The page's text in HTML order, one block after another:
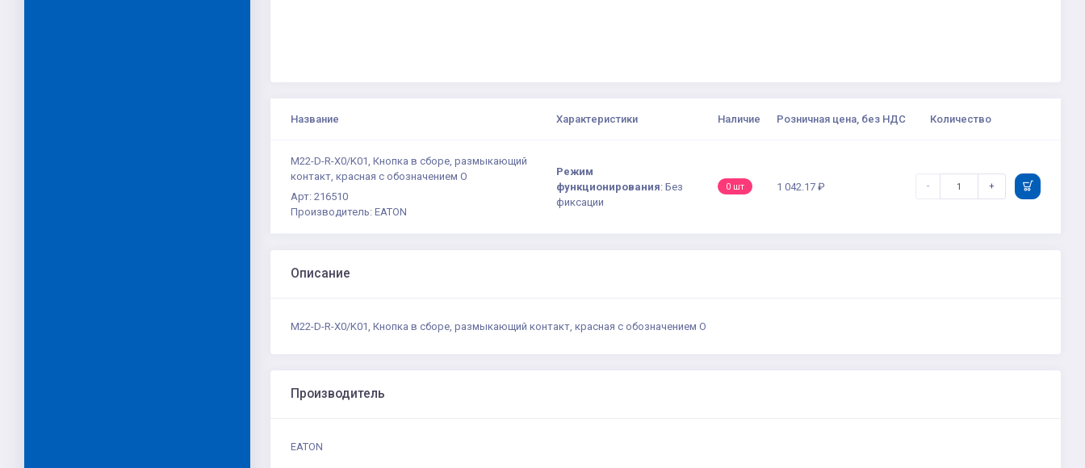
Название Характеристики Наличие Розничная цена, без НДС Количество
M22-D-R-X0/K01, Кнопка в сборе, размыкающий
контакт, красная с обозначением О
Арт: 216510
Производитель: EATON
Режим
функционирования: Без
фиксации
0 шт 1 042.17 ₽ - +
Описание
M22-D-R-X0/K01, Кнопка в сборе, размыкающий контакт, красная с обозначением О
Производитель
EATON